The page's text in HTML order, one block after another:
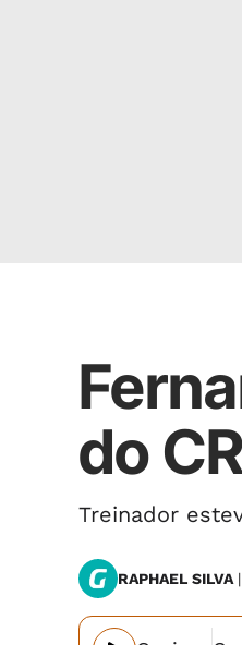
do
Treinador
RAPHAEL SILVA